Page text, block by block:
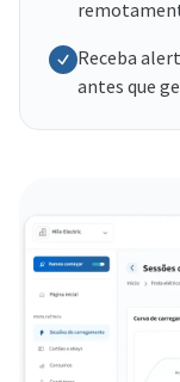
Receba
antes que